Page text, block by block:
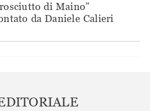
di Maino”
da Daniele Calieri